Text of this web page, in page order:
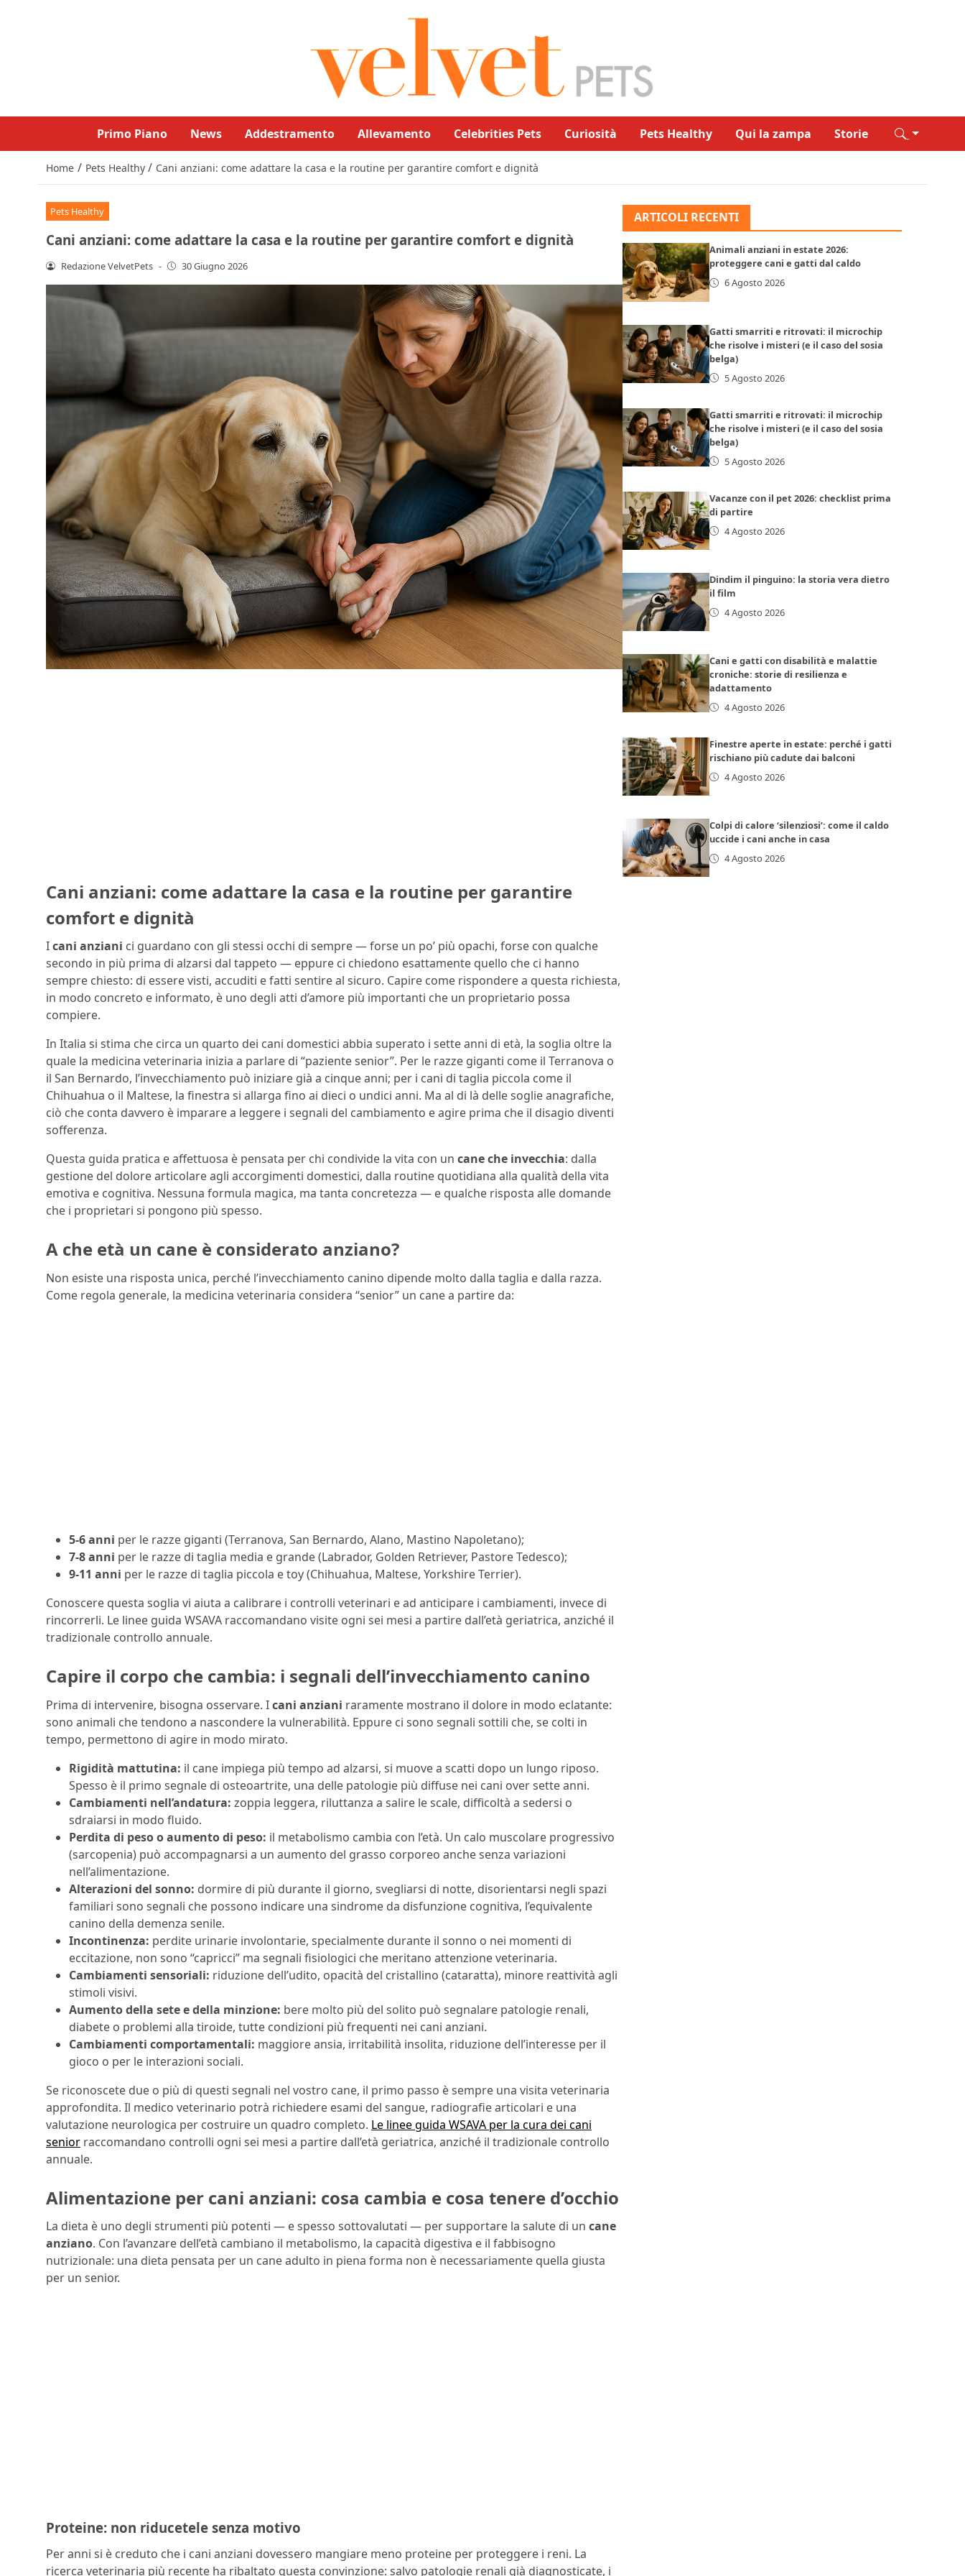
Primo Piano News Addestramento Allevamento Celebrities Pets Curiosità Pets Healthy Qui la zampa Storie
Home / Pets Healthy / Cani anziani: come adattare la casa e la routine per garantire comfort e dignità
Pets Healthy
Cani anziani: come adattare la casa e la routine per garantire comfort e dignità
Redazione VelvetPets - 30 Giugno 2026
Cani anziani: come adattare la casa e la routine per garantire
comfort e dignità
Icani anziani ci guardano con gli stessi occhi di sempre — forse un po’ più opachi, forse con qualche
secondo in più prima di alzarsi dal tappeto — eppure ci chiedono esattamente quello che ci hanno
sempre chiesto: di essere visti, accuditi e fatti sentire al sicuro. Capire come rispondere a questa richiesta,
in modo concreto e informato, è uno degli atti d’amore più importanti che un proprietario possa
compiere.
In Italia si stima che circa un quarto dei cani domestici abbia superato i sette anni di età, la soglia oltre la
quale la medicina veterinaria inizia a parlare di “paziente senior”. Per le razze giganti come il Terranova o
il San Bernardo, l’invecchiamento può iniziare già a cinque anni; per i cani di taglia piccola come il
Chihuahua o il Maltese, la finestra si allarga fino ai dieci o undici anni. Ma al di là delle soglie anagrafiche,
ciò che conta davvero è imparare a leggere i segnali del cambiamento e agire prima che il disagio diventi
sofferenza.
Questa guida pratica e affettuosa è pensata per chi condivide la vita con un cane che invecchia: dalla
gestione del dolore articolare agli accorgimenti domestici, dalla routine quotidiana alla qualità della vita
emotiva e cognitiva. Nessuna formula magica, ma tanta concretezza — e qualche risposta alle domande
che i proprietari si pongono più spesso.
A che età un cane è considerato anziano?
Non esiste una risposta unica, perché l’invecchiamento canino dipende molto dalla taglia e dalla razza.
Come regola generale, la medicina veterinaria considera “senior” un cane a partire da:
5-6 anni per le razze giganti (Terranova, San Bernardo, Alano, Mastino Napoletano);
7-8 anni per le razze di taglia media e grande (Labrador, Golden Retriever, Pastore Tedesco);
9-11 anni per le razze di taglia piccola e toy (Chihuahua, Maltese, Yorkshire Terrier).
Conoscere questa soglia vi aiuta a calibrare i controlli veterinari e ad anticipare i cambiamenti, invece di
rincorrerli. Le linee guida WSAVA raccomandano visite ogni sei mesi a partire dall’età geriatrica, anziché il
tradizionale controllo annuale.
Capire il corpo che cambia: i segnali dell’invecchiamento canino
Prima di intervenire, bisogna osservare. Icani anziani raramente mostrano il dolore in modo eclatante:
sono animali che tendono a nascondere la vulnerabilità. Eppure ci sono segnali sottili che, se colti in
tempo, permettono di agire in modo mirato.
Rigidità mattutina: il cane impiega più tempo ad alzarsi, si muove a scatti dopo un lungo riposo.
Spesso è il primo segnale di osteoartrite, una delle patologie più diffuse nei cani over sette anni.
Cambiamenti nell’andatura: zoppia leggera, riluttanza a salire le scale, difficoltà a sedersi o
sdraiarsi in modo fluido.
Perdita di peso o aumento di peso: il metabolismo cambia con l’età. Un calo muscolare progressivo
(sarcopenia) può accompagnarsi a un aumento del grasso corporeo anche senza variazioni
nell’alimentazione.
Alterazioni del sonno: dormire di più durante il giorno, svegliarsi di notte, disorientarsi negli spazi
familiari sono segnali che possono indicare una sindrome da disfunzione cognitiva, l’equivalente
canino della demenza senile.
Incontinenza: perdite urinarie involontarie, specialmente durante il sonno o nei momenti di
eccitazione, non sono “capricci” ma segnali fisiologici che meritano attenzione veterinaria.
Cambiamenti sensoriali: riduzione dell’udito, opacità del cristallino (cataratta), minore reattività agli
stimoli visivi.
Aumento della sete e della minzione: bere molto più del solito può segnalare patologie renali,
diabete o problemi alla tiroide, tutte condizioni più frequenti nei cani anziani.
Cambiamenti comportamentali: maggiore ansia, irritabilità insolita, riduzione dell’interesse per il
gioco o per le interazioni sociali.
Se riconoscete due o più di questi segnali nel vostro cane, il primo passo è sempre una visita veterinaria
approfondita. Il medico veterinario potrà richiedere esami del sangue, radiografie articolari e una
valutazione neurologica per costruire un quadro completo. Le linee guida WSAVA per la cura dei cani
senior raccomandano controlli ogni sei mesi a partire dall’età geriatrica, anziché il tradizionale controllo
annuale.
Alimentazione per cani anziani: cosa cambia e cosa tenere d’occhio
La dieta è uno degli strumenti più potenti — e spesso sottovalutati — per supportare la salute di un cane
anziano. Con l’avanzare dell’età cambiano il metabolismo, la capacità digestiva e il fabbisogno
nutrizionale: una dieta pensata per un cane adulto in piena forma non è necessariamente quella giusta
per un senior.
Proteine: non riducetele senza motivo
Per anni si è creduto che i cani anziani dovessero mangiare meno proteine per proteggere i reni. La
ricerca veterinaria più recente ha ribaltato questa convinzione: salvo patologie renali già diagnosticate, i
ARTICOLI RECENTI
Animali anziani in estate 2026:
proteggere cani e gatti dal caldo
6 Agosto 2026
Gatti smarriti e ritrovati: il microchip
che risolve i misteri (e il caso del sosia
belga)
5 Agosto 2026
Gatti smarriti e ritrovati: il microchip
che risolve i misteri (e il caso del sosia
belga)
5 Agosto 2026
Vacanze con il pet 2026: checklist prima
di partire
4 Agosto 2026
Dindim il pinguino: la storia vera dietro
il film
4 Agosto 2026
Cani e gatti con disabilità e malattie
croniche: storie di resilienza e
adattamento
4 Agosto 2026
Finestre aperte in estate: perché i gatti
rischiano più cadute dai balconi
4 Agosto 2026
Colpi di calore ‘silenziosi’: come il caldo
uccide i cani anche in casa
4 Agosto 2026